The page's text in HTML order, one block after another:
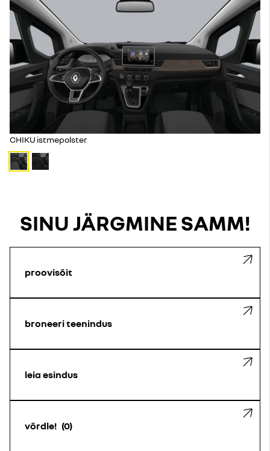
CHIKU istmepolster
SINU JÄRGMINE SAMM!
proovisõit
broneeri teenindus
leia esindus
võrdle! 0